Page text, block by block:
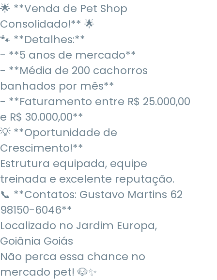
🌟 **Venda de Pet Shop
Consolidado!** 🌟
🐾 **Detalhes:**
- **5 anos de mercado**
- **Média de 200 cachorros
banhados por mês**
- **Faturamento entre R$ 25.000,00
e R$ 30.000,00**
💡 **Oportunidade de
Crescimento!**
Estrutura equipada, equipe
treinada e excelente reputação.
📞 **Contatos: Gustavo Martins 62
98150-6046**
Localizado no Jardim Europa,
Goiânia Goiás
Não perca essa chance no
mercado pet! 🐶✨